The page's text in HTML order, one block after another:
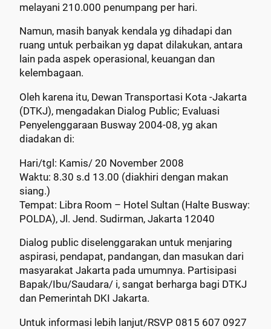
melayani 210.000 penumpang per hari.
Namun, masih banyak kendala yg dihadapi dan
ruang untuk perbaikan yg dapat dilakukan, antara
lain pada aspek operasional, keuangan dan
kelembagaan.
Oleh karena itu, Dewan Transportasi Kota -Jakarta
(DTKJ), mengadakan Dialog Public; Evaluasi
Penyelenggaraan Busway 2004-08, yg akan
diadakan di:
Hari/tgl: Kamis/ 20 November 2008
Waktu: 8.30 s.d 13.00 (diakhiri dengan makan
siang.)
Tempat: Libra Room – Hotel Sultan (Halte Busway:
POLDA), Jl. Jend. Sudirman, Jakarta 12040
Dialog public diselenggarakan untuk menjaring
aspirasi, pendapat, pandangan, dan masukan dari
masyarakat Jakarta pada umumnya. Partisipasi
Bapak/Ibu/Saudara/ i, sangat berharga bagi DTKJ
dan Pemerintah DKI Jakarta.
Untuk informasi lebih lanjut/RSVP 0815 607 0927